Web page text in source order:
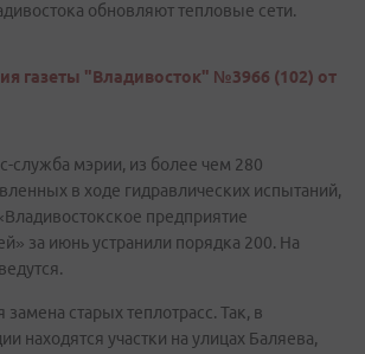
обновляют тепловые сети.
газеты "Владивосток" №3966 (102) от
служба мэрии, из более чем 280
в ходе гидравлических испытаний,
предприятие
за июнь устранили порядка 200. На
замена старых теплотрасс. Так, в
находятся участки на улицах Баляева,